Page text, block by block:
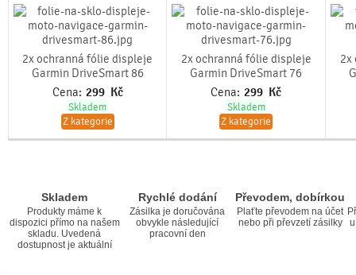
2x ochranná fólie displeje
Garmin DriveSmart 86
Cena: 299 Kč
Skladem
Z kategorie
2x ochranná fólie displeje
Garmin DriveSmart 76
Cena: 299 Kč
Skladem
Z kategorie
2x
Skladem
Produkty máme k
dispozici přímo na našem
skladu. Uvedená
dostupnost je aktuální
Rychlé dodání
Zásilka je doručována
obvykle následující
pracovní den
Převodem, dobírkou
Plaťte převodem na účet
nebo při převzetí zásilky